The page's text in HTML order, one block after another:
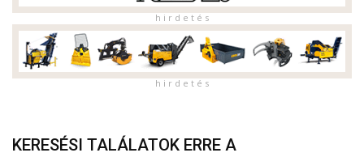
h i r d e t é s
h i r d e t é s
KERESÉSI TALÁLATOK ERRE A